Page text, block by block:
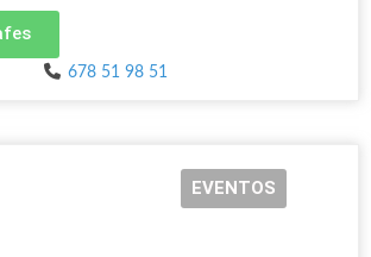
678 51 98 51
EVENTOS